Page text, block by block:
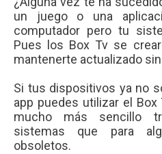
un juego o una
computador pero tu
Pues los Box Tv se
mantenerte actualizado
Si tus dispositivos ya no
app puedes utilizar el Box
mucho más sencillo
sistemas que para
obsoletos.